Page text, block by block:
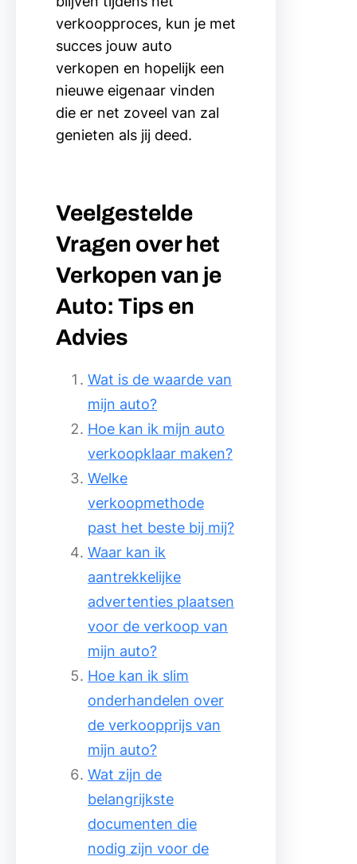
verkoopproces, kun je met
succes jouw auto
verkopen en hopelijk een
nieuwe eigenaar vinden
die er net zoveel van zal
genieten als jij deed.
Veelgestelde
Vragen over het
Verkopen van je
Auto: Tips en
Advies
Wat is de waarde van
mijn auto?
Hoe kan ik mijn auto
verkoopklaar maken?
Welke
verkoopmethode
past het beste bij mij?
Waar kan ik
aantrekkelijke
advertenties plaatsen
voor de verkoop van
mijn auto?
Hoe kan ik slim
onderhandelen over
de verkoopprijs van
mijn auto?
Wat zijn de
belangrijkste
documenten die
nodig zijn voor de